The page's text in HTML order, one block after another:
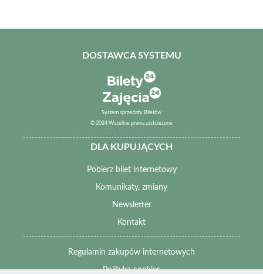
DOSTAWCA SYSTEMU
System sprzedaży Biletów
© 2024 Wszelkie prawa zastrzeżone
DLA KUPUJĄCYCH
Pobierz bilet internetowy
Komunikaty, zmiany
Newsletter
Kontakt
Regulamin zakupów internetowych
Polityka cookies